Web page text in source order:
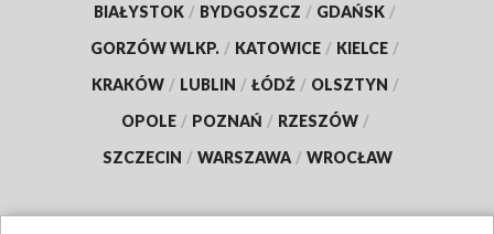
BIAŁYSTOK / BYDGOSZCZ / GDAŃSK /
GORZÓW WLKP. / KATOWICE / KIELCE /
KRAKÓW / LUBLIN / ŁÓDŹ / OLSZTYN /
OPOLE / POZNAŃ / RZESZÓW /
SZCZECIN / WARSZAWA / WROCŁAW